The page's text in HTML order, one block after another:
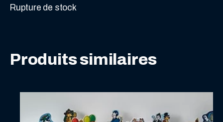
Rupture de stock
Produits similaires